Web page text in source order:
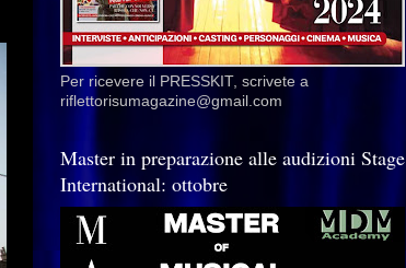
Per ricevere il PRESSKIT, scrivete a
riflettorisumagazine@gmail.com
Master in preparazione alle audizioni Stage
International: ottobre